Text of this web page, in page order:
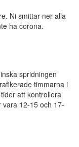
Ni smittar ner alla
ha corona.
spridningen
timmarna i
att kontrollera
12-15 och 17-